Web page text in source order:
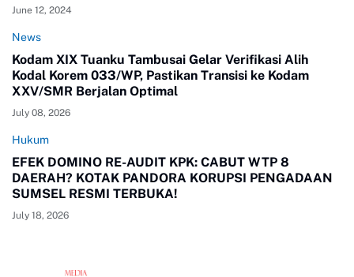
June 12, 2024
News
Kodam XIX Tuanku Tambusai Gelar Verifikasi Alih
Kodal Korem 033/WP, Pastikan Transisi ke Kodam
XXV/SMR Berjalan Optimal
July 08, 2026
Hukum
EFEK DOMINO RE-AUDIT KPK: CABUT WTP 8
DAERAH? KOTAK PANDORA KORUPSI PENGADAAN
SUMSEL RESMI TERBUKA!
July 18, 2026